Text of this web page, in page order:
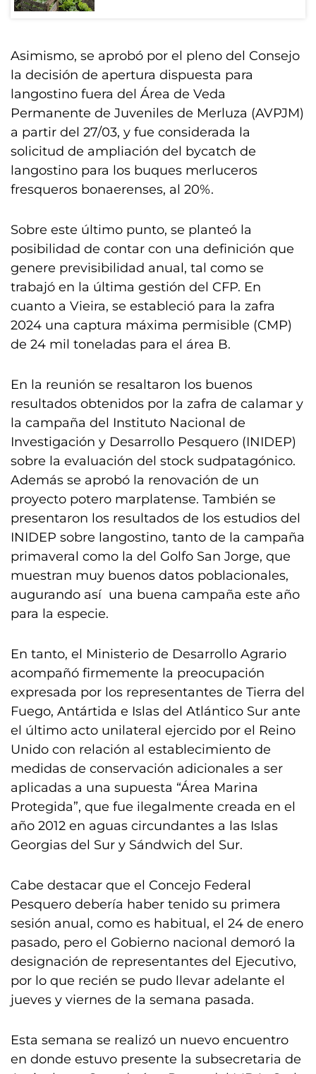
Asimismo, se aprobó por el pleno del Consejo
la decisión de apertura dispuesta para
langostino fuera del Área de Veda
Permanente de Juveniles de Merluza (AVPJM)
a partir del 27/03, y fue considerada la
solicitud de ampliación del bycatch de
langostino para los buques merluceros
fresqueros bonaerenses, al 20%.
Sobre este último punto, se planteó la
posibilidad de contar con una definición que
genere previsibilidad anual, tal como se
trabajó en la última gestión del CFP. En
cuanto a Vieira, se estableció para la zafra
2024 una captura máxima permisible (CMP)
de 24 mil toneladas para el área B.
En la reunión se resaltaron los buenos
resultados obtenidos por la zafra de calamar y
la campaña del Instituto Nacional de
Investigación y Desarrollo Pesquero (INIDEP)
sobre la evaluación del stock sudpatagónico.
Además se aprobó la renovación de un
proyecto potero marplatense. También se
presentaron los resultados de los estudios del
INIDEP sobre langostino, tanto de la campaña
primaveral como la del Golfo San Jorge, que
muestran muy buenos datos poblacionales,
augurando así una buena campaña este año
para la especie.
En tanto, el Ministerio de Desarrollo Agrario
acompañó firmemente la preocupación
expresada por los representantes de Tierra del
Fuego, Antártida e Islas del Atlántico Sur ante
el último acto unilateral ejercido por el Reino
Unido con relación al establecimiento de
medidas de conservación adicionales a ser
aplicadas a una supuesta “Área Marina
Protegida”, que fue ilegalmente creada en el
año 2012 en aguas circundantes a las Islas
Georgias del Sur y Sándwich del Sur.
Cabe destacar que el Concejo Federal
Pesquero debería haber tenido su primera
sesión anual, como es habitual, el 24 de enero
pasado, pero el Gobierno nacional demoró la
designación de representantes del Ejecutivo,
por lo que recién se pudo llevar adelante el
jueves y viernes de la semana pasada.
Esta semana se realizó un nuevo encuentro
en donde estuvo presente la subsecretaria de